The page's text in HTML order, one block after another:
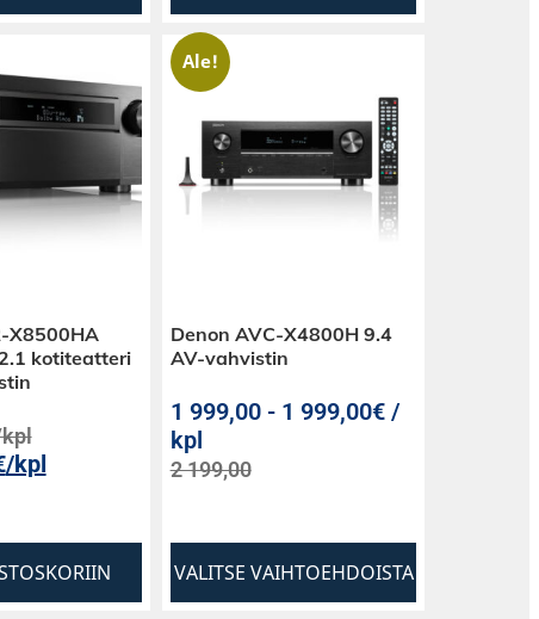
X8500HA
kotiteatteri
/kpl
Ale!
Denon AVC-X4800H 9.4
AV-vahvistin
1 999,00- 1 999,00€ /
kpl
2 199,00
VALITSE VAIHTOEHDOISTA